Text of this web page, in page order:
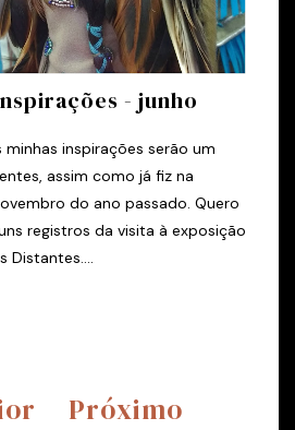
- junho
minhas inspirações serão um
assim como já fiz na
do ano passado. Quero
registros da visita à exposição
Distantes....
Próximo